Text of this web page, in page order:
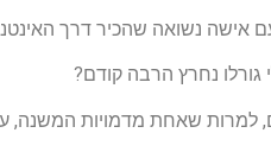
אישה נשואה שהכיר דרך
נחרץ הרבה קודם?
שאחת מדמויות המשנה, עורך